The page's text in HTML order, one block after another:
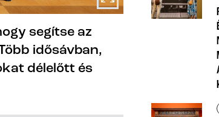
segítse az
idősávban,
délelőtt és